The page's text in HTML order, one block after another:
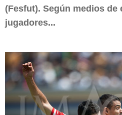
(Fesfut). Según medios de
jugadores...